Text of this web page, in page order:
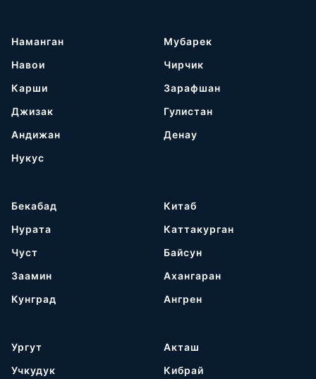
Наманган
Навои
Карши
Джизак
Андижан
Нукус
Мубарек
Чирчик
Зарафшан
Гулистан
Денау
Бекабад
Нурата
Чуст
Заамин
Кунград
Китаб
Каттакурган
Байсун
Ахангаран
Ангрен
Ургут
Учкудук
Акташ
Кибрай